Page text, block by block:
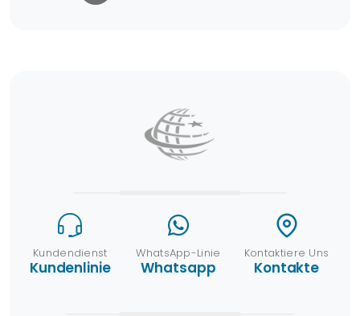
Kundendienst
Kundenlinie
WhatsApp-Linie
Whatsapp
Kontaktiere Uns
Kontakte